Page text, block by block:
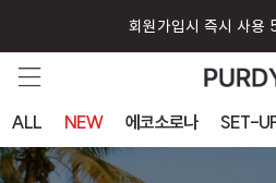
퍼디 앱 설치시
ALL NEW 에코소로나 SET-